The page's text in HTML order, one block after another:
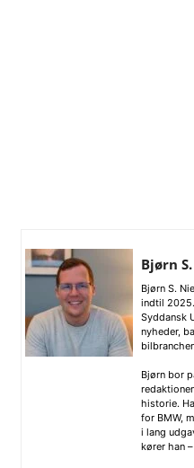
Bjørn
Bjørn S.
indtil
Syddansk
nyheder,
Bjørn bor
historie.
for BMW,
i lang
kører han